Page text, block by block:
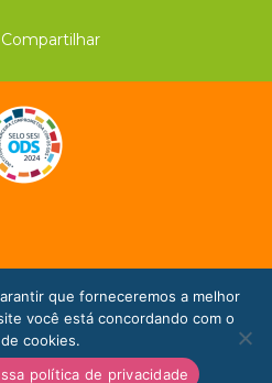
Doe Agora!
que forneceremos a melhor
você está concordando com o
cookies.
política de privacidade